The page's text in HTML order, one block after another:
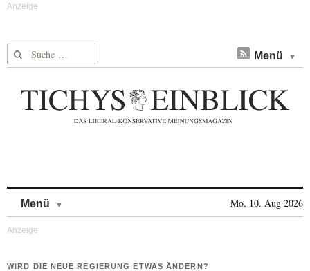
Suche nach: Menü
Menü Mo, 10. Aug 2026
WIRD DIE NEUE REGIERUNG ETWAS ÄNDERN?